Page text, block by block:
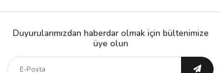
Duyurularımızdan haberdar olmak için bültenimize
üye olun